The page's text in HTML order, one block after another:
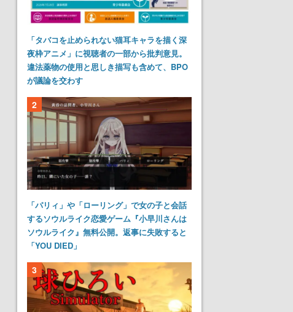
「タバコを止められない猫耳キャラを描く深
夜枠アニメ」に視聴者の一部から批判意見。
違法薬物の使用と思しき描写も含めて、BPO
が議論を交わす
2
「パリィ」や「ローリング」で女の子と会話
するソウルライク恋愛ゲーム『小早川さんは
ソウルライク』無料公開。返事に失敗すると
「YOU DIED」
3